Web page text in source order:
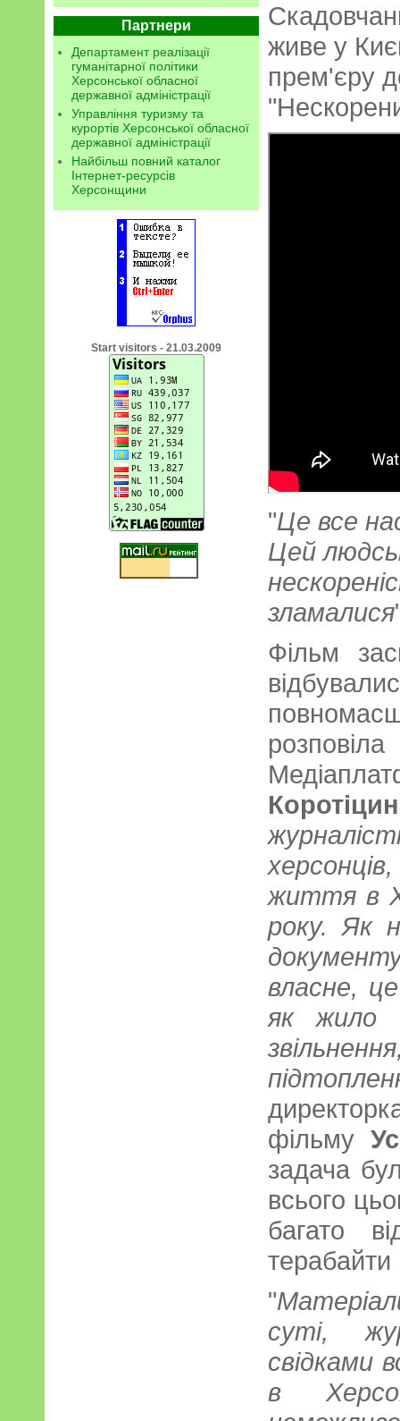
Партнери
Департамент реалізації
гуманітарної політики
Херсонської обласної
державної адміністрації
Управління туризму та
курортів Херсонської обласної
державної адміністрації
Найбільш повний каталог
Інтернет-ресурсів
Херсонщини
Start visitors - 21.03.2009
живе у
прем'єру
"Це все
Цей
зламалися
Фільм
життя в
року. Як
власне,
як жило
фільму
задача
всього
багато
терабайти
"
суті,
свідками
в